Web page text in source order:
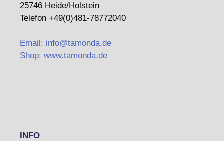
25746 Heide/Holstein
Telefon +49(0)481-78772040
Email: info@tamonda.de
Shop: www.tamonda.de
INFO